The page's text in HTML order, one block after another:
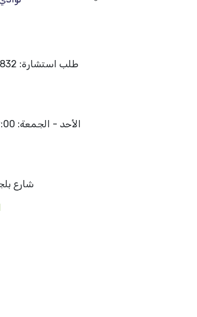
طلب استشارة:
الأحد - الجمعة: - 15:00
شارع